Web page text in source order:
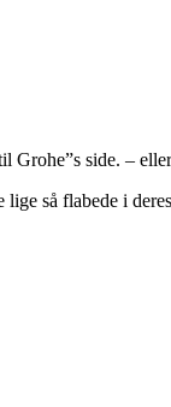
Grohe”s side. –
så flabede i